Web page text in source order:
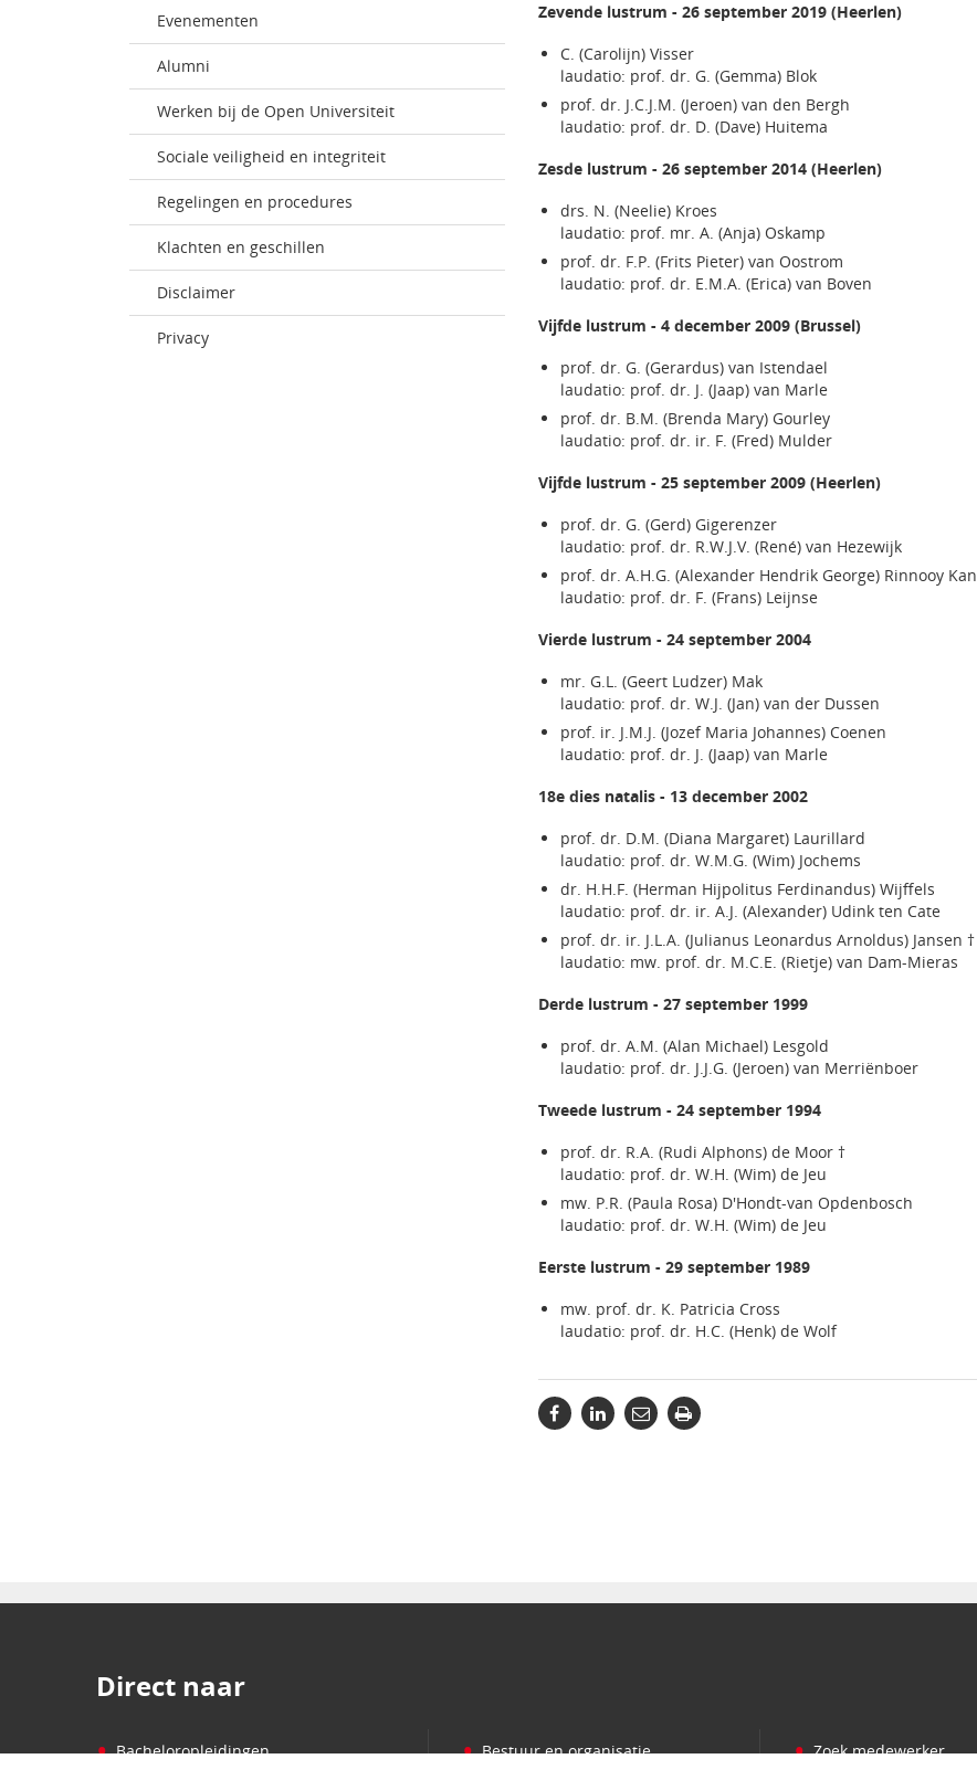
Evenementen
Alumni
Werken bij de Open Universiteit
Sociale veiligheid en integriteit
Regelingen en procedures
Klachten en geschillen
Disclaimer
Privacy
Zevende lustrum - 26 september 2019 (Heerlen)
C. (Carolijn) Visser
laudatio: prof. dr. G. (Gemma) Blok
prof. dr. J.C.J.M. (Jeroen) van den Bergh
laudatio: prof. dr. D. (Dave) Huitema
Zesde lustrum - 26 september 2014 (Heerlen)
drs. N. (Neelie) Kroes
laudatio: prof. mr. A. (Anja) Oskamp
prof. dr. F.P. (Frits Pieter) van Oostrom
laudatio: prof. dr. E.M.A. (Erica) van Boven
Vijfde lustrum - 4 december 2009 (Brussel)
prof. dr. G. (Gerardus) van Istendael
laudatio: prof. dr. J. (Jaap) van Marle
prof. dr. B.M. (Brenda Mary) Gourley
laudatio: prof. dr. ir. F. (Fred) Mulder
Vijfde lustrum - 25 september 2009 (Heerlen)
prof. dr. G. (Gerd) Gigerenzer
laudatio: prof. dr. R.W.J.V. (René) van Hezewijk
prof. dr. A.H.G. (Alexander Hendrik George) Rinnooy Kan
laudatio: prof. dr. F. (Frans) Leijnse
Vierde lustrum - 24 september 2004
mr. G.L. (Geert Ludzer) Mak
laudatio: prof. dr. W.J. (Jan) van der Dussen
prof. ir. J.M.J. (Jozef Maria Johannes) Coenen
laudatio: prof. dr. J. (Jaap) van Marle
18e dies natalis - 13 december 2002
prof. dr. D.M. (Diana Margaret) Laurillard
laudatio: prof. dr. W.M.G. (Wim) Jochems
dr. H.H.F. (Herman Hijpolitus Ferdinandus) Wijffels
laudatio: prof. dr. ir. A.J. (Alexander) Udink ten Cate
prof. dr. ir. J.L.A. (Julianus Leonardus Arnoldus) Jansen †
laudatio: mw. prof. dr. M.C.E. (Rietje) van Dam-Mieras
Derde lustrum - 27 september 1999
prof. dr. A.M. (Alan Michael) Lesgold
laudatio: prof. dr. J.J.G. (Jeroen) van Merriënboer
Tweede lustrum - 24 september 1994
prof. dr. R.A. (Rudi Alphons) de Moor †
laudatio: prof. dr. W.H. (Wim) de Jeu
mw. P.R. (Paula Rosa) D'Hondt-van Opdenbosch
laudatio: prof. dr. W.H. (Wim) de Jeu
Eerste lustrum - 29 september 1989
mw. prof. dr. K. Patricia Cross
laudatio: prof. dr. H.C. (Henk) de Wolf
Direct naar
•Bacheloropleidingen •Bestuur en organisatie •Zoek medewerker